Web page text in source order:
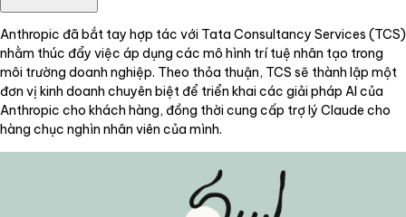
Anthropic đã bắt tay hợp tác với Tata Consultancy Services (TCS)
nhằm thúc đẩy việc áp dụng các mô hình trí tuệ nhân tạo trong
môi trường doanh nghiệp. Theo thỏa thuận, TCS sẽ thành lập một
đơn vị kinh doanh chuyên biệt để triển khai các giải pháp AI của
Anthropic cho khách hàng, đồng thời cung cấp trợ lý Claude cho
hàng chục nghìn nhân viên của mình.